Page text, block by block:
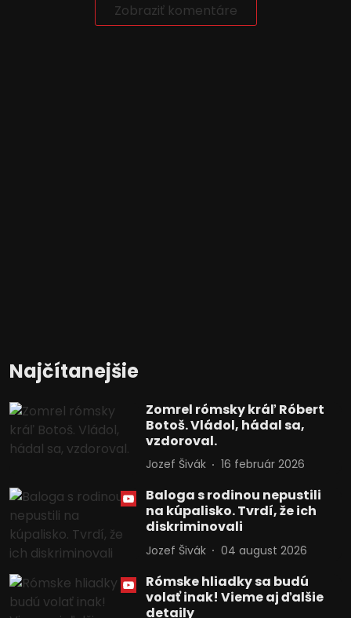
Zobraziť komentáre
Najčítanejšie
Zomrel rómsky kráľ Róbert
Botoš. Vládol, hádal sa,
vzdoroval.
Jozef Šivák 16 február 2026
Baloga s rodinou nepustili
na kúpalisko. Tvrdí, že ich
diskriminovali
Jozef Šivák 04 august 2026
Rómske hliadky sa budú
volať inak! Vieme aj ďalšie
detaily